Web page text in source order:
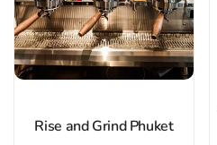
Rise and Grind Phuket